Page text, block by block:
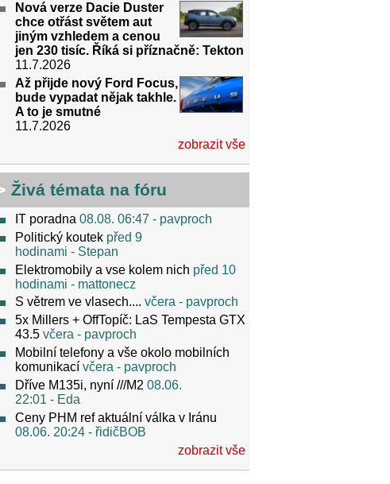
Nová verze Dacie Duster
chce otřást světem aut
jiným vzhledem a cenou
jen 230 tisíc. Říká si příznačně: Tekton
11.7.2026
Až přijde nový Ford Focus,
bude vypadat nějak takhle.
A to je smutné
11.7.2026
zobrazit vše
Živá témata na fóru
IT poradna 08.08. 06:47 - pavproch
Politický koutek před 9
hodinami - Stepan
Elektromobily a vse kolem nich před 10
hodinami - mattonecz
S větrem ve vlasech.... včera - pavproch
5x Millers + OffTopíč: LaS Tempesta GTX
43.5 včera - pavproch
Mobilní telefony a vše okolo mobilních
komunikací včera - pavproch
Dříve M135i, nyní ///M2 08.06.
22:01 - Eda
Ceny PHM ref aktuální válka v Iránu
08.06. 20:24 - řidičBOB
zobrazit vše